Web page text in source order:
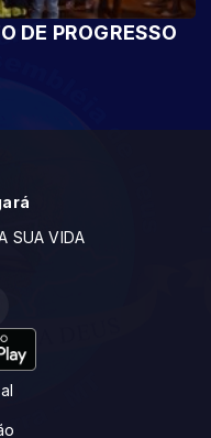
DE PROGRESSO
SUA VIDA